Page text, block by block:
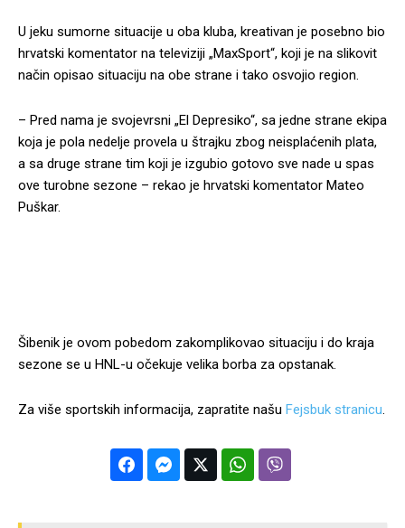
U jeku sumorne situacije u oba kluba, kreativan je posebno bio
hrvatski komentator na televiziji „MaxSport“, koji je na slikovit
način opisao situaciju na obe strane i tako osvojio region.
– Pred nama je svojevrsni „El Depresiko“, sa jedne strane ekipa
koja je pola nedelje provela u štrajku zbog neisplaćenih plata,
a sa druge strane tim koji je izgubio gotovo sve nade u spas
ove turobne sezone – rekao je hrvatski komentator Mateo
Puškar.
Šibenik je ovom pobedom zakomplikovao situaciju i do kraja
sezone se u HNL-u očekuje velika borba za opstanak.
Za više sportskih informacija, zapratite našu Fejsbuk stranicu.